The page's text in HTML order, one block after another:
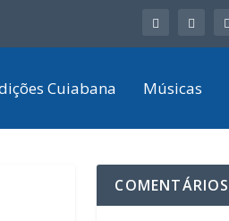
Cuiabana Músicas